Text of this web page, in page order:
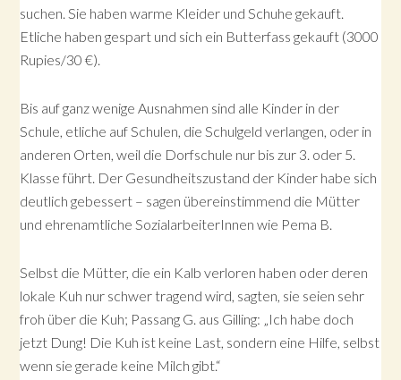
suchen. Sie haben warme Kleider und Schuhe gekauft.
Etliche haben gespart und sich ein Butterfass gekauft (3000
Rupies/30 €).
Bis auf ganz wenige Ausnahmen sind alle Kinder in der
Schule, etliche auf Schulen, die Schulgeld verlangen, oder in
anderen Orten, weil die Dorfschule nur bis zur 3. oder 5.
Klasse führt. Der Gesundheitszustand der Kinder habe sich
deutlich gebessert – sagen übereinstimmend die Mütter
und ehrenamtliche SozialarbeiterInnen wie Pema B.
Selbst die Mütter, die ein Kalb verloren haben oder deren
lokale Kuh nur schwer tragend wird, sagten, sie seien sehr
froh über die Kuh; Passang G. aus Gilling: „Ich habe doch
jetzt Dung! Die Kuh ist keine Last, sondern eine Hilfe, selbst
wenn sie gerade keine Milch gibt.“